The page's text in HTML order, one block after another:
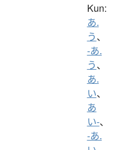
Kun:
あ.
う、
-あ.
う、
あ.
い、
あ
い-、
-あ.